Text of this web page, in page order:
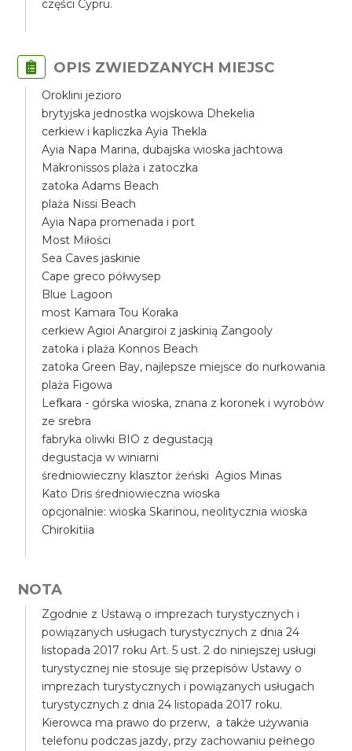
części Cypru.
OPIS ZWIEDZANYCH MIEJSC
Oroklini jezioro
brytyjska jednostka wojskowa Dhekelia
cerkiew i kapliczka Ayia Thekla
Ayia Napa Marina, dubajska wioska jachtowa
Makronissos plaża i zatoczka
zatoka Adams Beach
plaża Nissi Beach
Ayia Napa promenada i port
Most Miłości
Sea Caves jaskinie
Cape greco półwysep
Blue Lagoon
most Kamara Tou Koraka
cerkiew Agioi Anargiroi z jaskinią Zangooly
zatoka i plaża Konnos Beach
zatoka Green Bay, najlepsze miejsce do nurkowania
plaża Figowa
Lefkara - górska wioska, znana z koronek i wyrobów
ze srebra
fabryka oliwki BIO z degustacją
degustacja w winiarni
średniowieczny klasztor żeński Agios Minas
Kato Dris średniowieczna wioska
opcjonalnie: wioska Skarinou, neolitycznia wioska
Chirokitiia
NOTA
Zgodnie z Ustawą o imprezach turystycznych i
powiązanych usługach turystycznych z dnia 24
listopada 2017 roku Art. 5 ust. 2 do niniejszej usługi
turystycznej nie stosuje się przepisów Ustawy o
imprezach turystycznych i powiązanych usługach
turystycznych z dnia 24 listopada 2017 roku.
Kierowca ma prawo do przerw, a także używania
telefonu podczas jazdy, przy zachowaniu pełnego